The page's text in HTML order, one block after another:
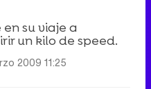
su viaje a
un kilo de speed.
2009 11:25